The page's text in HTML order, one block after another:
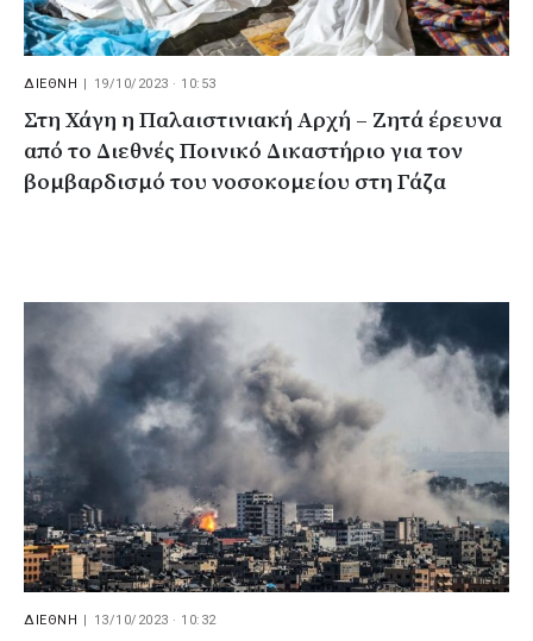
ΔΙΕΘΝΗ 19/10/2023 · 10:53
Στη Χάγη η Παλαιστινιακή Αρχή – Ζητά έρευνα
από το Διεθνές Ποινικό Δικαστήριο για τον
βομβαρδισμό του νοσοκομείου στη Γάζα
ΔΙΕΘΝΗ | 13/10/2023 · 10:32